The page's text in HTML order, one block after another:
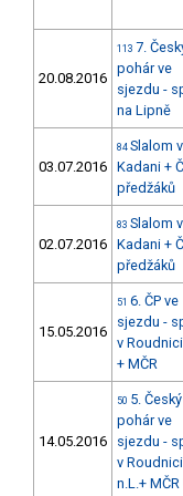
20.08.2016
113 7.
pohár ve
sjezdu -
na Lipně
03.07.2016
84 Slalom v
Kadani +
předžáků
02.07.2016
83 Slalom v
Kadani +
předžáků
15.05.2016
51 6. ČP ve
sjezdu -
v
+ MČR
14.05.2016
50 5. Český
pohár ve
sjezdu -
v Roudnici
n.L.+ MČR